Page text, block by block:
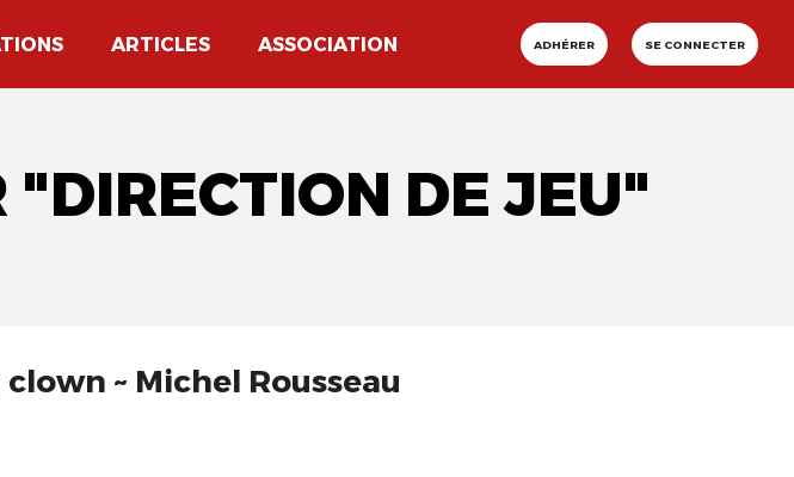
ARTICLES ASSOCIATION ADHÉRER SE CONNECTER
"DIRECTION DE JEU"
~ Michel Rousseau